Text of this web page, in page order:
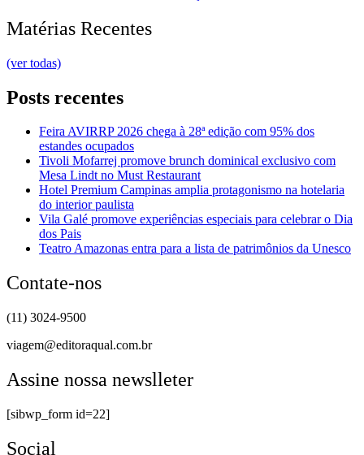
Matérias Recentes
(ver todas)
Posts recentes
Feira AVIRRP 2026 chega à 28ª edição com 95% dos
estandes ocupados
Tivoli Mofarrej promove brunch dominical exclusivo com
Mesa Lindt no Must Restaurant
Hotel Premium Campinas amplia protagonismo na hotelaria
do interior paulista
Vila Galé promove experiências especiais para celebrar o Dia
dos Pais
Teatro Amazonas entra para a lista de patrimônios da Unesco
Contate-nos
(11) 3024-9500
viagem@editoraqual.com.br
Assine nossa newslleter
[sibwp_form id=22]
Social